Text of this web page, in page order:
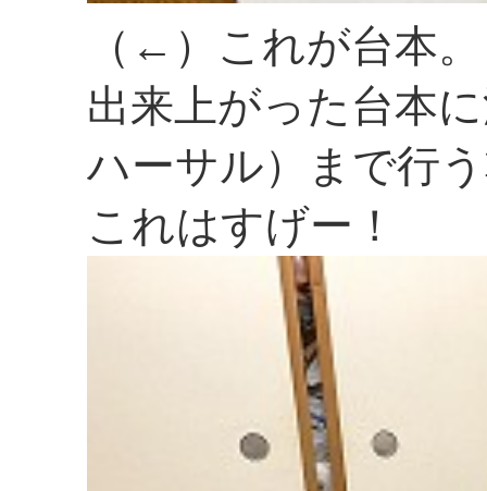
（←）これが台本。
出来上がった台本
ハーサル）まで行
これはすげー！